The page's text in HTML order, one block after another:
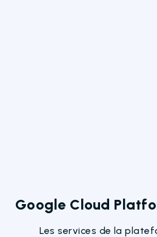
Google Cloud
Les services de la